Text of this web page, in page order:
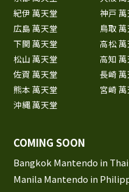
紀伊 萬天堂
神戸
広島 萬天堂
鳥取
下関 萬天堂
高松
松山 萬天堂
高知
佐賀 萬天堂
長崎
熊本 萬天堂
宮崎
沖縄 萬天堂
COMING SOON
Bangkok Mantendo in
Manila Mantendo in